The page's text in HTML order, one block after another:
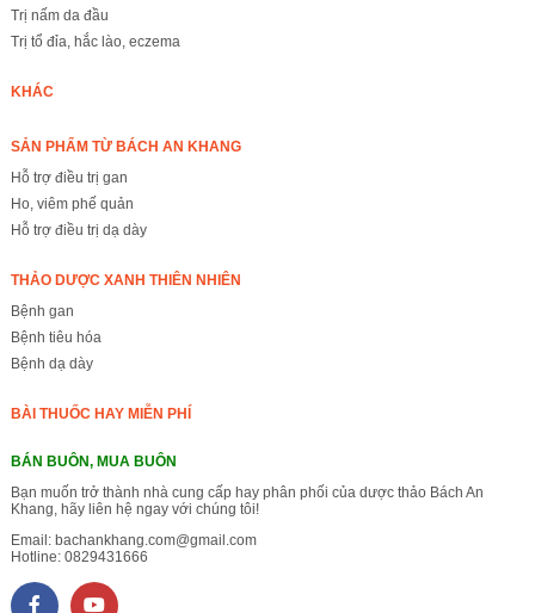
Trị nấm da đầu
Trị tổ đỉa, hắc lào, eczema
KHÁC
SẢN PHẨM TỪ BÁCH AN KHANG
Hỗ trợ điều trị gan
Ho, viêm phế quản
Hỗ trợ điều trị dạ dày
THẢO DƯỢC XANH THIÊN NHIÊN
Bệnh gan
Bệnh tiêu hóa
Bệnh dạ dày
BÀI THUỐC HAY MIỄN PHÍ
BÁN BUÔN, MUA BUÔN
Bạn muốn trở thành nhà cung cấp hay phân phối của dược thảo Bách An
Khang, hãy liên hệ ngay với chúng tôi!
Email: bachankhang.com@gmail.com
Hotline: 0829431666